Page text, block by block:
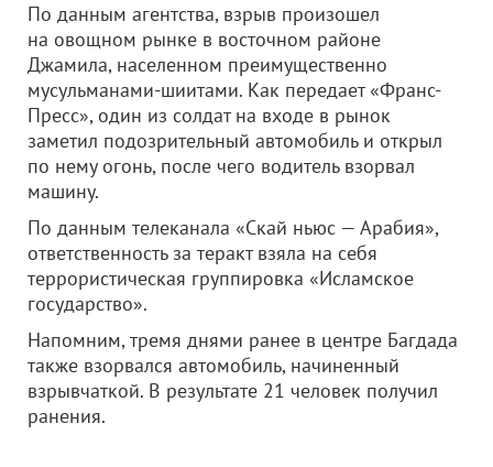
По данным агентства, взрыв произошел
на овощном рынке в восточном районе
Джамила, населенном преимущественно
мусульманами-шиитами. Как передает «Франс-
Пресс», один из солдат на входе в рынок
заметил подозрительный автомобиль и открыл
по нему огонь, после чего водитель взорвал
машину.
По данным телеканала «Скай ньюс — Арабия»,
ответственность за теракт взяла на себя
террористическая группировка «Исламское
государство».
Напомним, тремя днями ранее в центре Багдада
также взорвался автомобиль, начиненный
взрывчаткой. В результате 21 человек получил
ранения.